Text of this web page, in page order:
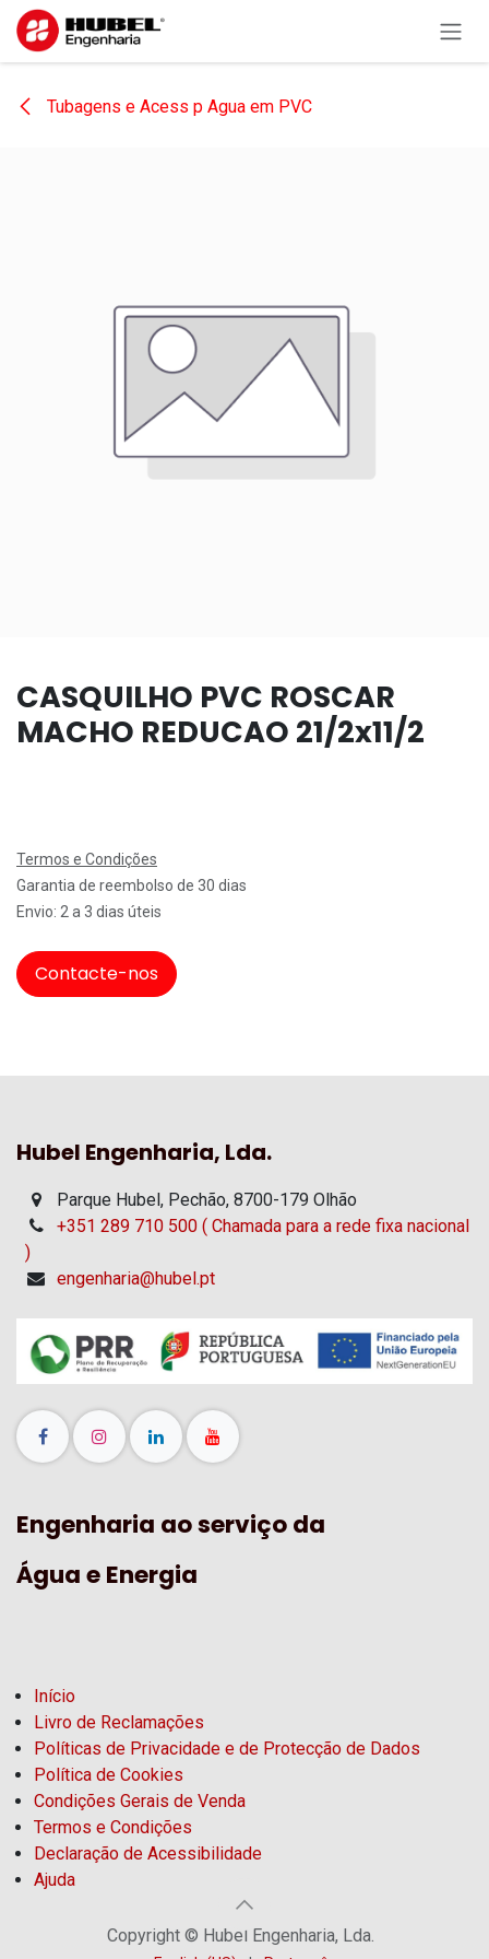
Pular para o conteúdo
Tubagens e Acess p Agua em PVC
CASQUILHO PVC ROSCAR
MACHO REDUCAO 21/2x11/2
Termos e Condições
Garantia de reembolso de 30 dias
Envio: 2 a 3 dias úteis
Contacte-nos
Hubel Engenharia, Lda.
Parque Hubel, Pechão, 8700-179 Olhão
+351 289 710 500 ( Chamada para a rede fixa nacional
)
engenharia@hubel.pt
Engenharia ao serviço da
Água e Energia
Início
Livro de Reclamações
Políticas de Privacidade e de Protecção de Dados
Política de Cookies
Condições Gerais de Venda
Termos e Condições
Declaração de Acessibilidade
Ajuda
Copyright © Hubel Engenharia, Lda.